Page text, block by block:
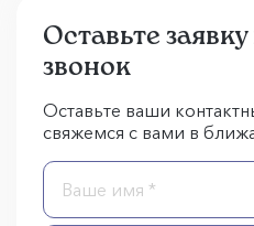
Оставьте
звонок
Оставьте ваши
свяжемся с вами в